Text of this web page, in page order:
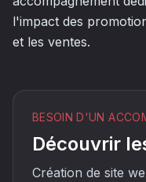
l'impact des
et les ventes.
BESOIN D'UN
Découvrir
Création de site